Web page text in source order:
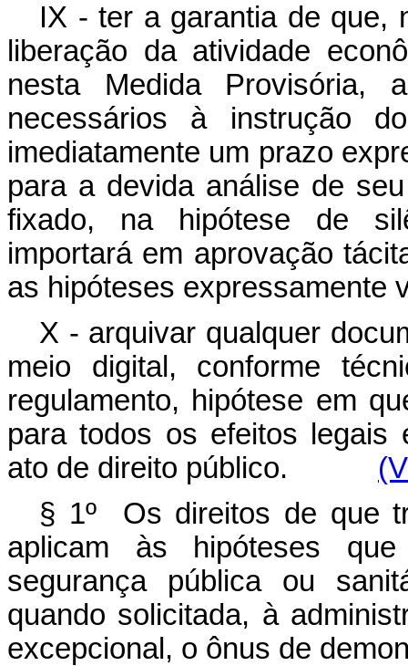
IX - ter a garantia de que,
liberação da atividade
nesta Medida Provisória,
necessários à instrução
imediatamente um prazo
para a devida análise de
fixado, na hipótese de
importará em aprovação
as hipóteses
X - arquivar qualquer
meio digital, conforme
regulamento, hipótese em
para todos os efeitos legais
ato de direito público.
§ 1º Os direitos de que
aplicam às hipóteses que
segurança pública ou
quando solicitada, à
excepcional, o ônus de